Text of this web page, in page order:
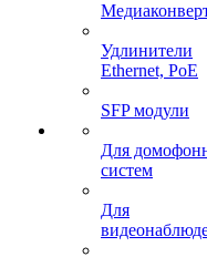
Удлинители
Ethernet, PoE
SFP модули
Для
систем
Для